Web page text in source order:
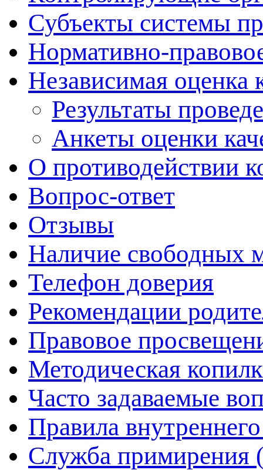
Субъекты системы
Нормативно-
Независимая оценка
Результаты
Анкеты оценки
О противодействии
Вопрос-ответ
Отзывы
Наличие свободных
Телефон доверия
Рекомендации
Правовое
Методическая
Часто задаваемые
Правила
Служба примирения